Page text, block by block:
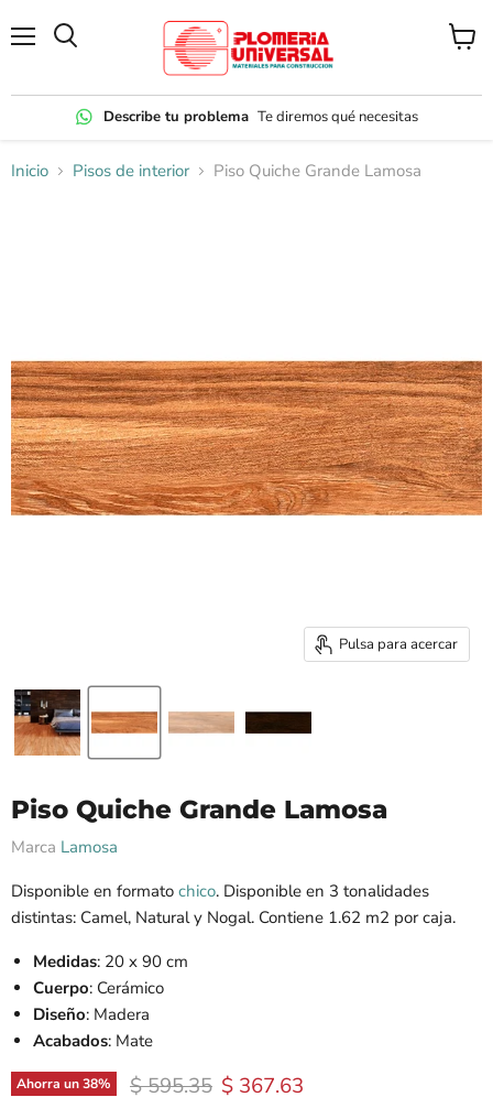
Describe tu problema Te diremos qué necesitas
Ver
Inicio Pisos de interior Piso Quiche Grande Lamosa
Pulsa para acercar
Piso Quiche Grande Lamosa
Marca Lamosa
Disponible en formato chico. Disponible en 3 tonalidades
distintas: Camel, Natural y Nogal. Contiene 1.62 m2 por caja.
Medidas: 20 x 90 cm
Cuerpo: Cerámico
Diseño: Madera
Acabados: Mate
Ahorra un38% Precio original
$ 595.35 Precio actual
$ 367.63